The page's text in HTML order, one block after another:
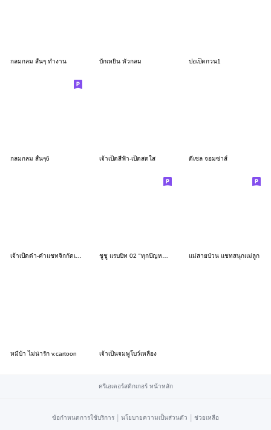
กลมกลม สั้นๆ ทำงาน บักเหยิน หัวกลม ปอเป็ดกวน1
กลมกลม สั้นๆ6 เจ้าเป็ดสีฟ้า-เป็ดสดใส ดีเซล จอมซ่าส์
เจ้าเป็ดดำ-คำแชทจิกกัดเบาๆ3 ชูชู แรบบิท 02 "ทุกปัญหามีตรูเสมอ" แม่สายป่วน แชทสนุกแม่ลูก
หมีบ้า ไม่น่ารัก v.cartoon เจ้าเป็นจมพูโบว์เหลือง
ครีเอเตอร์สติกเกอร์ หน้าหลัก
ข้อกำหนดการใช้บริการ | นโยบายความเป็นส่วนตัว | ช่วยเหลือ